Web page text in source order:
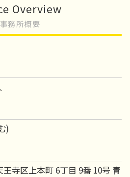
Overview
事務所概要
)
王寺区上本町 6丁目 9番 10号 青